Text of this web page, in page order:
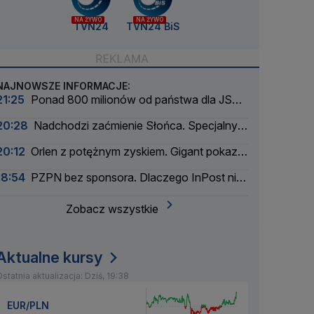
NA ŻYWO
TVN24
NA ŻYWO
TVN24 BiS
INFORMACJE:
Ponad 800 milionów od państwa dla JSW.
Nadchodzi zaćmienie Słońca. Specjalny
Orlen z potężnym zyskiem. Gigant pokazał
PZPN bez sponsora. Dlaczego InPost nie
Zobacz wszystkie
kursy
aktualizacja: Dziś, 19:38
EUR/PLN